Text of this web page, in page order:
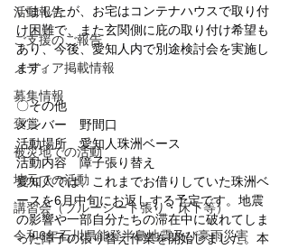
活動報告
ご支援のご報告
メディア掲載情報
募集情報
褒賞
被災地での活動
地元での活動
講習会（ブルーシート張り・床下等）
令和6年石川県能登半島地震及び豪雨災害
いましたが、お宅はコンテナハウスで取り付
け困難で、また玄関側に庇の取り付け希望も
あり、今後、愛知人内で別途検討会を実施し
ます。
〇その他
メンバー　野間口
活動場所　愛知人珠洲ベース
活動内容　障子張り替え
愛知人では、これまでお借りしていた珠洲ベ
ースを6月中旬にお返しする予定です。地震
の影響や一部自分たちの滞在中に破れてしま
った障子の張り替え作業を開始しました。本